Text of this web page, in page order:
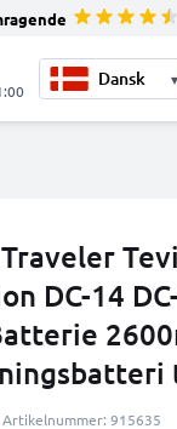
▾
DC-14
Artikelnummer: 915635